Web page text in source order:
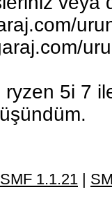
5i 7
1.1.21 |